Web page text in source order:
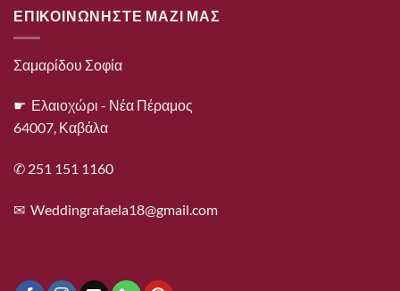
ΕΠΙΚΟΙΝΩΝΗΣΤΕ ΜΑΖΙ ΜΑΣ
Σαμαρίδου Σοφία
☛ Ελαιοχώρι - Νέα Πέραμος
64007, Καβάλα
✆ 251 151 1160
✉ Weddingrafaela18@gmail.com